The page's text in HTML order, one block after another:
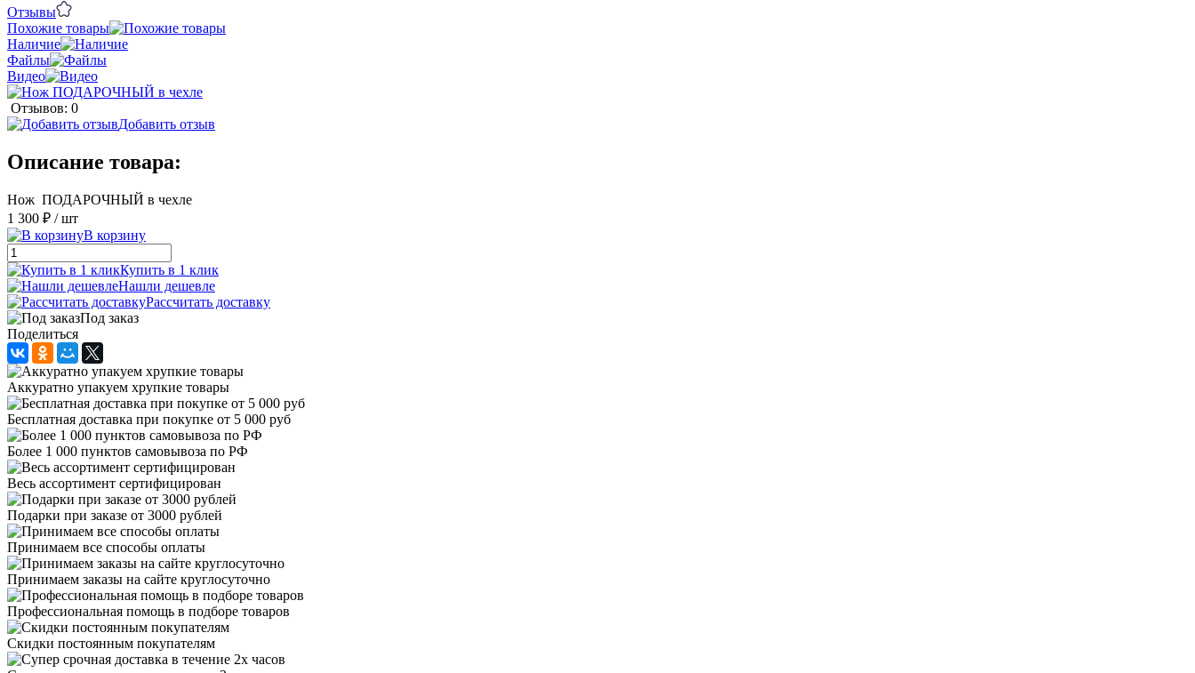
Отзывы
Похожие товары
Наличие
Файлы
Видео
Отзывов: 0
Добавить отзыв
Описание товара:
Нож ПОДАРОЧНЫЙ в чехле
1 300 ₽ / шт
В корзину
Купить в 1 клик
Нашли дешевле
Рассчитать доставку
Под заказ
Поделиться
Аккуратно упакуем хрупкие товары
Бесплатная доставка при покупке от 5 000 руб
Более 1 000 пунктов самовывоза по РФ
Весь ассортимент сертифицирован
Подарки при заказе от 3000 рублей
Принимаем все способы оплаты
Принимаем заказы на сайте круглосуточно
Профессиональная помощь в подборе товаров
Скидки постоянным покупателям